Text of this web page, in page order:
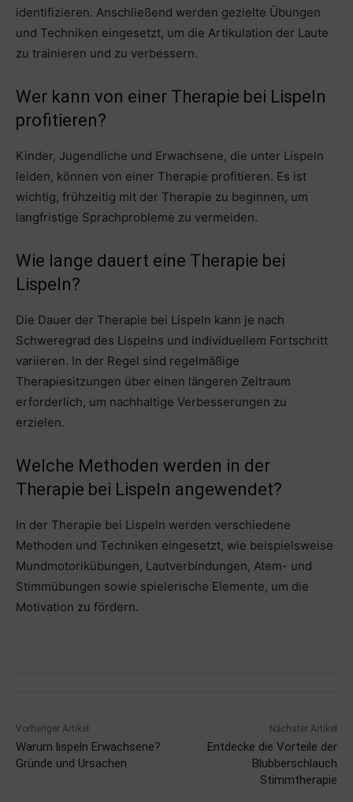
identifizieren. Anschließend werden gezielte Übungen
und Techniken eingesetzt, um die Artikulation der Laute
zu trainieren und zu verbessern.
Wer kann von einer Therapie bei Lispeln
profitieren?
Kinder, Jugendliche und Erwachsene, die unter Lispeln
leiden, können von einer Therapie profitieren. Es ist
wichtig, frühzeitig mit der Therapie zu beginnen, um
langfristige Sprachprobleme zu vermeiden.
Wie lange dauert eine Therapie bei
Lispeln?
Die Dauer der Therapie bei Lispeln kann je nach
Schweregrad des Lispelns und individuellem Fortschritt
variieren. In der Regel sind regelmäßige
Therapiesitzungen über einen längeren Zeitraum
erforderlich, um nachhaltige Verbesserungen zu
erzielen.
Welche Methoden werden in der
Therapie bei Lispeln angewendet?
In der Therapie bei Lispeln werden verschiedene
Methoden und Techniken eingesetzt, wie beispielsweise
Mundmotorikübungen, Lautverbindungen, Atem- und
Stimmübungen sowie spielerische Elemente, um die
Motivation zu fördern.
Vorheriger Artikel
Warum lispeln Erwachsene?
Gründe und Ursachen
Nächster Artikel
Entdecke die Vorteile der
Blubberschlauch
Stimmtherapie